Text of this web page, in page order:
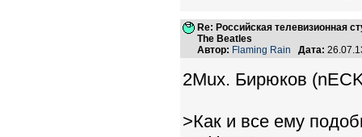
Re: Российская телевизионная
The Beatles
Автор: Flaming Rain Дата:
2Mux. Бирюков
>Как и все ему